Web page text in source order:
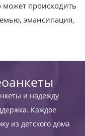
может происходить
эмансипация,
и надежду
Каждое
из детского дома